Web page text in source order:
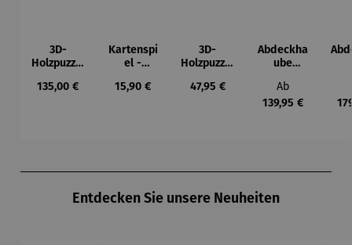
3D-
Holzpuzzle
Weltkarte
Regulärer Preis:
135,00 €
Kartenspi
el -
Regulärer Preis:
15,90 €
3D-
Holzpuzzle
Pendeluhr
Regulärer Preis:
47,95 €
Abdeckha
ube
en
Regulärer
Ab
139,95 €
Entdecken Sie unsere Neuheiten